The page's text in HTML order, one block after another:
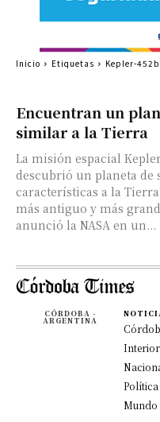
Encuentran un
similar a la Tierra
La misión espacial
descubrió un planeta de
características a la
más antiguo y más
anunció la NASA en un...
Inicio Etiquetas Kepler-452b
CÓRDOBA -
ARGENTINA
Interior
Mundo